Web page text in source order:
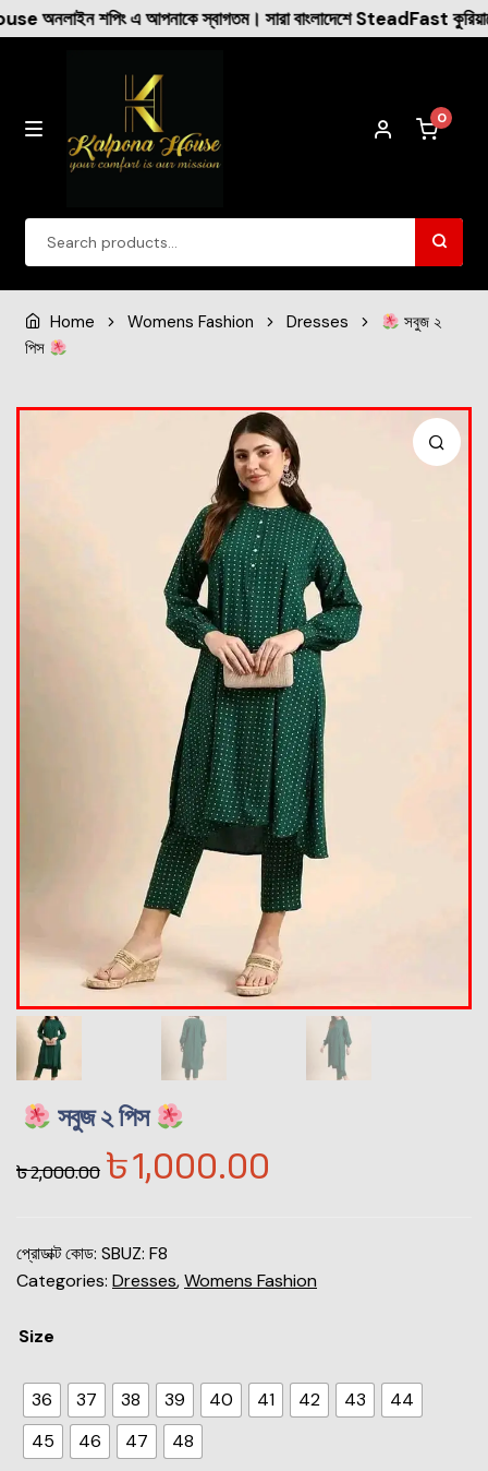
স্বাগতম। সারা বাংলাদেশে SteadFast কুরিয়ারের মাধ্যমে ক্যাশ অন
0
Home Womens Fashion Dresses
সবুজ ২
পিস
সবুজ ২ পিস
৳2,000.00৳1,000.00
প্রোডাক্ট কোড: SBUZ: F8
Categories: Dresses,Womens Fashion
Size
36 37 38 39 40 41 42 43
44
45
46 47 48